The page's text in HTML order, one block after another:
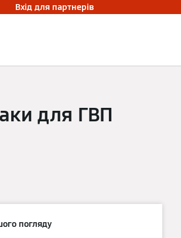
Вхід для партнерів
для ГВП
погляду